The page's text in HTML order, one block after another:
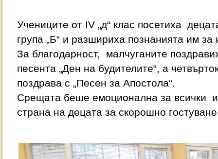
Учениците от IV „д“ клас посетиха
група „Б“ и разшириха познанията им
За благодарност, малчуганите
песента „Ден на будителите“, а
поздрава с „Песен за Апостола“.
Срещата беше емоционална за всички
страна на децата за скорошно